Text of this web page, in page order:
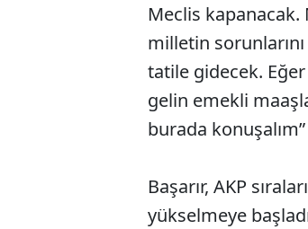
Meclis
milletin
tatile gidecek.
gelin emekli
burada
Başarır, AKP
yükselmeye